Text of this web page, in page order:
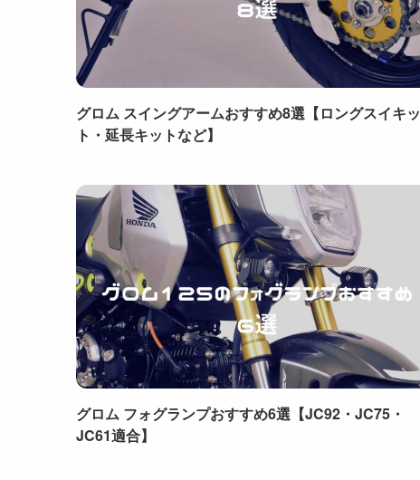
グロム スイングアームおすすめ8選【ロングスイキッ
ト・延長キットなど】
グロム フォグランプおすすめ6選【JC92・JC75・
JC61適合】